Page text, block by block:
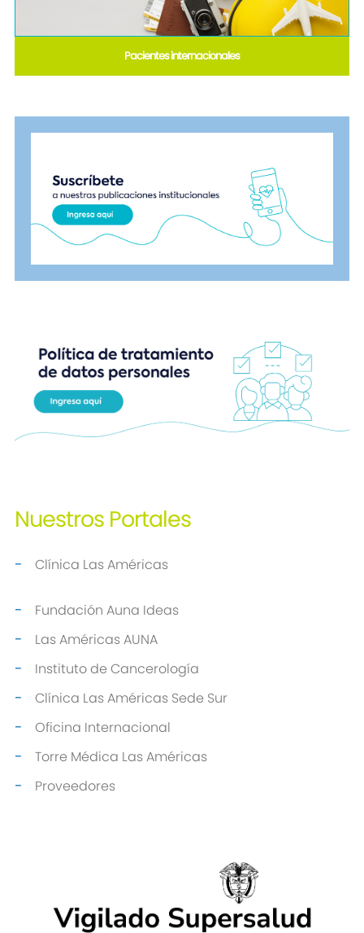
Pacientes internacionales
Nuestros Portales
Clínica Las Américas
Fundación Auna Ideas
Las Américas AUNA
Instituto de Cancerología
Clínica Las Américas Sede Sur
Oficina Internacional
Torre Médica Las Américas
Proveedores